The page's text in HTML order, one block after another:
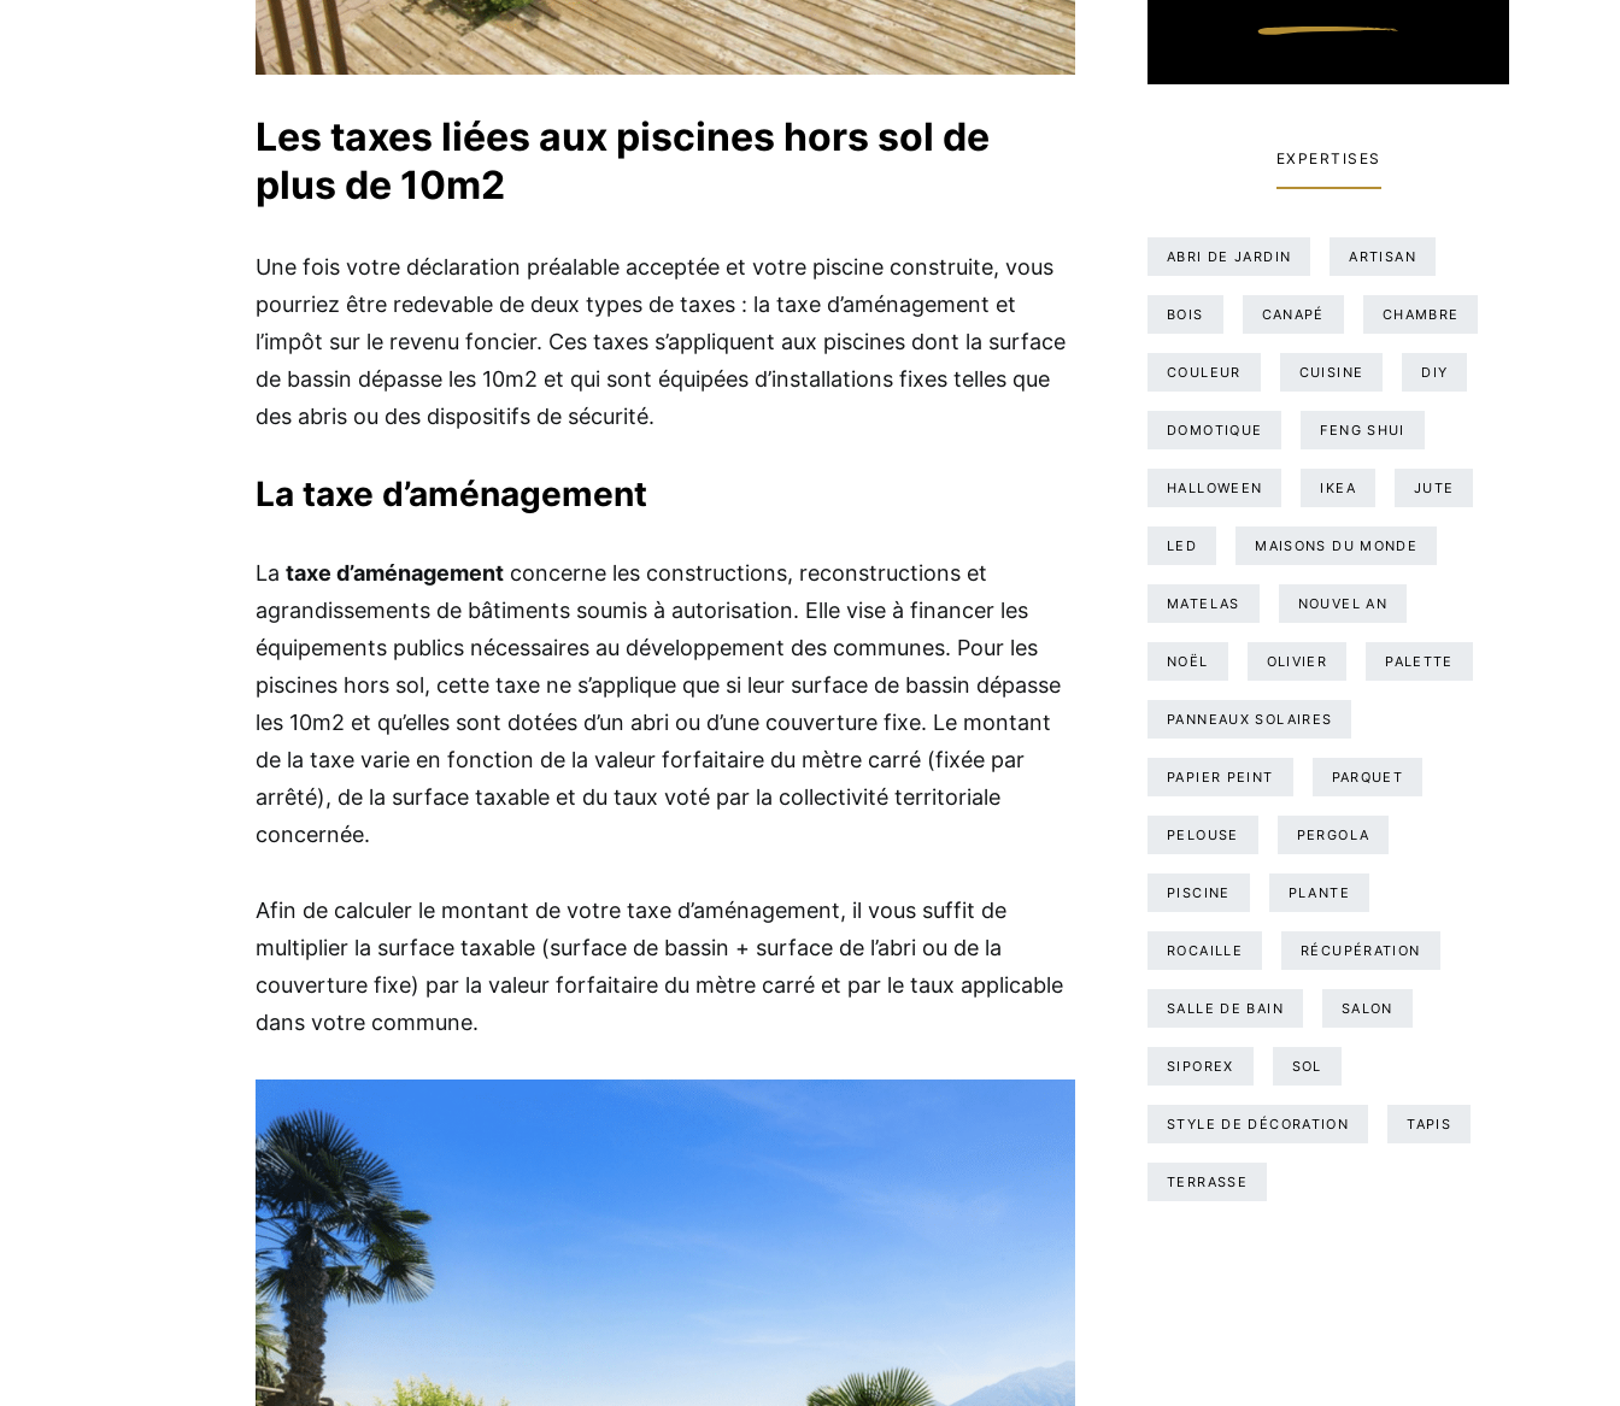
Les taxes liées aux piscines hors sol de
plus de 10m2
Une fois votre déclaration préalable acceptée et votre piscine construite, vous
pourriez être redevable de deux types de taxes : la taxe d’aménagement et
l’impôt sur le revenu foncier. Ces taxes s’appliquent aux piscines dont la surface
de bassin dépasse les 10m2 et qui sont équipées d’installations fixes telles que
des abris ou des dispositifs de sécurité.
La taxe d’aménagement
La taxe d’aménagement concerne les constructions, reconstructions et
agrandissements de bâtiments soumis à autorisation. Elle vise à financer les
équipements publics nécessaires au développement des communes. Pour les
piscines hors sol, cette taxe ne s’applique que si leur surface de bassin dépasse
les 10m2 et qu’elles sont dotées d’un abri ou d’une couverture fixe. Le montant
de la taxe varie en fonction de la valeur forfaitaire du mètre carré (fixée par
arrêté), de la surface taxable et du taux voté par la collectivité territoriale
concernée.
Afin de calculer le montant de votre taxe d’aménagement, il vous suffit de
multiplier la surface taxable (surface de bassin + surface de l’abri ou de la
couverture fixe) par la valeur forfaitaire du mètre carré et par le taux applicable
dans votre commune.
EXPERTISES
ABRI DE JARDIN ARTISAN
BOIS CANAPÉ CHAMBRE
COULEUR CUISINE DIY
DOMOTIQUE FENG SHUI
HALLOWEEN IKEA JUTE
LED MAISONS DU MONDE
MATELAS NOUVEL AN
NOËL OLIVIER PALETTE
PANNEAUX SOLAIRES
PAPIER PEINT PARQUET
PELOUSE PERGOLA
PISCINE PLANTE
ROCAILLE RÉCUPÉRATION
SALLE DE BAIN SALON
SIPOREX SOL
STYLE DE DÉCORATION TAPIS
TERRASSE